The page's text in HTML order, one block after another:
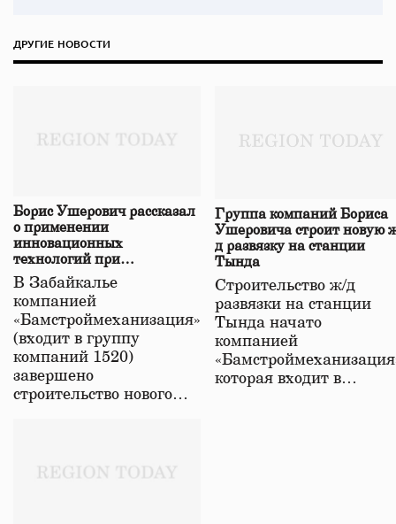
ДРУГИЕ НОВОСТИ
Борис Ушерович рассказал
о применении
инновационных
технологий при
строительстве нового моста
в Забайкалье
В Забайкалье
компанией
«Бамстроймеханизация»
(входит в группу
компаний 1520)
завершено
строительство нового…
Группа компаний Бориса
Ушеровича строит новую
д развязку на станции
Тында
Строительство ж/д
развязки на станции
Тында начато
компанией
которая входит в…